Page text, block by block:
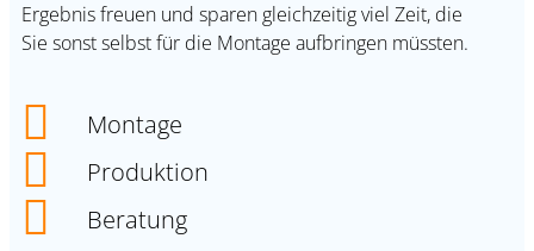
Ergebnis freuen und sparen gleichzeitig viel Zeit, die
Sie sonst selbst für die Montage aufbringen müssten.
Montage
Produktion
Beratung